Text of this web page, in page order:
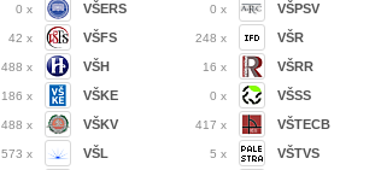
0 x
42 x
488 x
186 x
488 x
573 x
VŠERS 0 x
VŠFS 248 x
VŠH 16 x
VŠKE 0 x
VŠKV 417 x
VŠL 5 x
VŠPSV
VŠR
VŠRR
VŠSS
VŠTECB
VŠTVS